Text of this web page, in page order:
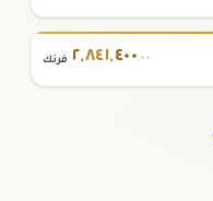
٢,٨٤١,٤٠٠.٠٠ فرنك